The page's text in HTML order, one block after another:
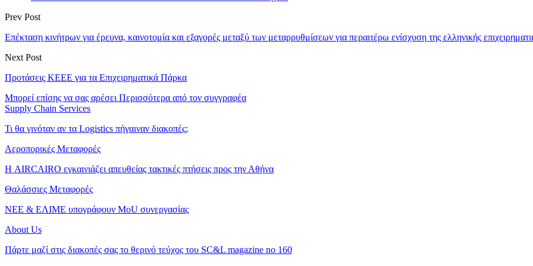
Prev Post
Επέκταση κινήτρων για έρευνα, καινοτομία και εξαγορές μεταξύ των μεταρρυθμίσεων για περαιτέρω ενίσχυση της ελληνικής
Next Post
Προτάσεις ΚΕΕΕ για τα Επιχειρηματικά Πάρκα
Μπορεί επίσης να σας αρέσει Περισσότερα από τον συγγραφέα
Supply Chain Services
Τι θα γινόταν αν τα Logistics πήγαιναν διακοπές;
Αεροπορικές Μεταφορές
Η AIRCAIRO εγκαινιάζει απευθείας τακτικές πτήσεις προς την Αθήνα
Θαλάσσιες Μεταφορές
ΝΕΕ & ΕΛΙΜΕ υπογράφουν MoU συνεργασίας
About Us
Πάρτε μαζί στις διακοπές σας το θερινό τεύχος του SC&L magazine no 160